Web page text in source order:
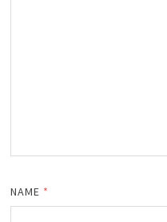
NAME *